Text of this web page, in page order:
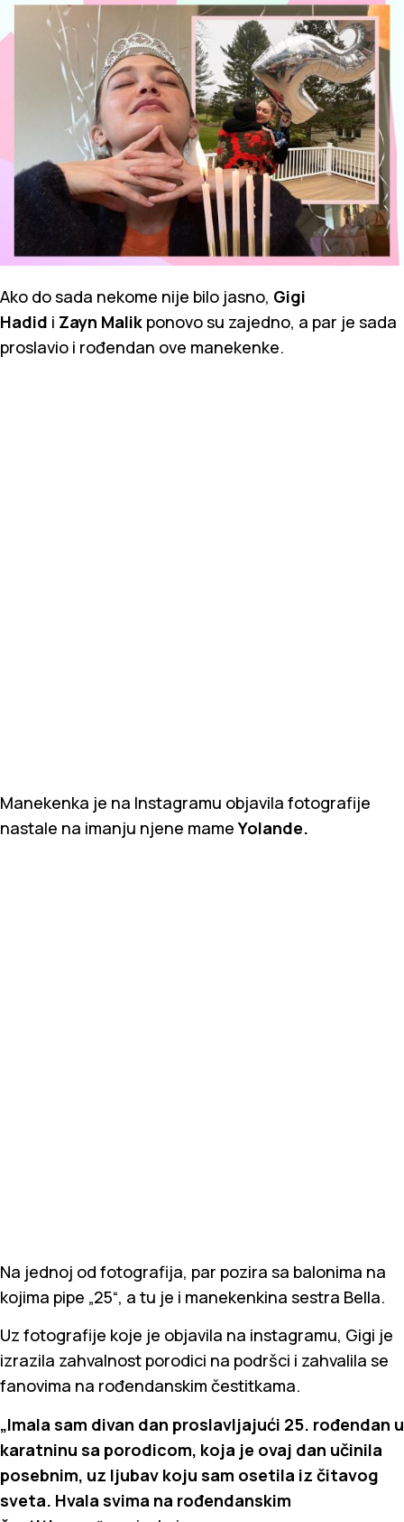
Ako do sada nekome nije bilo jasno, Gigi
Hadid i Zayn Malik ponovo su zajedno, a par je sada
proslavio i rođendan ove manekenke.
Manekenka je na Instagramu objavila fotografije
nastale na imanju njene mameYolande.
Na jednoj od fotografija, par pozira sa balonima na
kojima pipe „25“, a tu je i manekenkina sestra Bella.
Uz fotografije koje je objavila na instagramu, Gigi je
izrazila zahvalnost porodici na podršci i zahvalila se
fanovima na rođendanskim čestitkama.
„Imala sam divan dan proslavljajući 25. rođendan u
karatninu sa porodicom, koja je ovaj dan učinila
posebnim, uz ljubav koju sam osetila iz čitavog
sveta. Hvala svima na rođendanskim